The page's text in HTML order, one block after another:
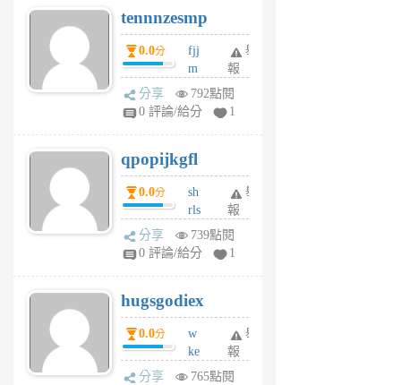
6
個
月
前
tennnzesmp
0.0分
fjj
m
w
rs
6
個
月
前
舉
報
分享
792點閱
0 評論/給分
1
qpopijkgfl
0.0分
sh
rls
k
m
6
個
月
前
舉
報
分享
739點閱
0 評論/給分
1
hugsgodiex
0.0分
w
ke
rv
舉
報
分享
765點閱